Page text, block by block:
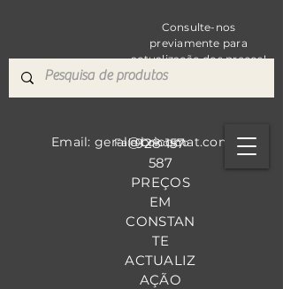
Consulte-nos
previamente para
actualização dos preços!
928 157
587
PREÇOS
EM
CONSTAN
TE
ACTUALIZ
AÇÃO
Fale Conosco
Email: geral@bricomat.com